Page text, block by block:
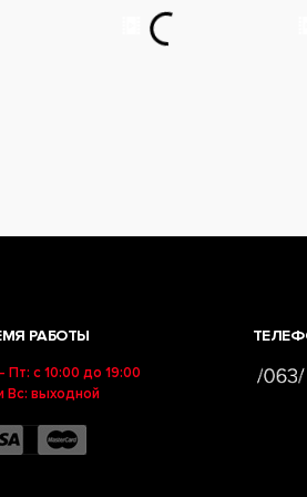
РАБОТЫ
Пт: с 10:00 до 19:00
Вс: выходной